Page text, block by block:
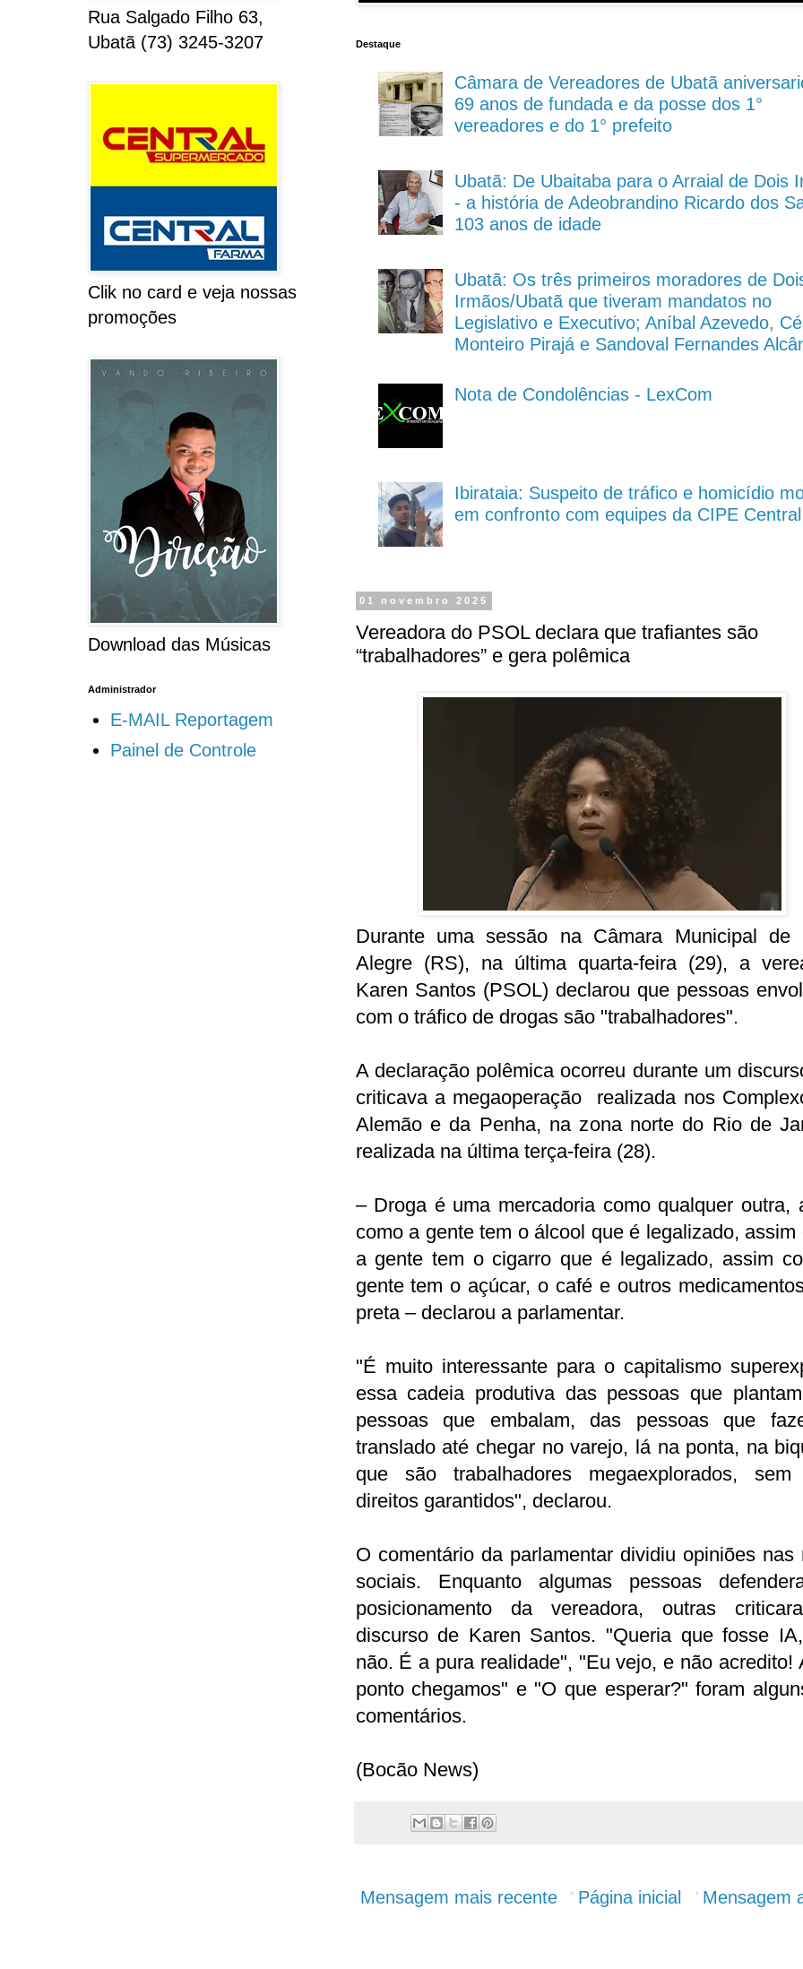
Destaque
Câmara de Vereadores de Ubatã
69 anos de fundada e da posse dos 1°
vereadores e do 1° prefeito
Ubatã: De Ubaitaba para o Arraial de Dois
- a história de Adeobrandino Ricardo dos
103 anos de idade
Ubatã: Os três primeiros moradores de
Irmãos/Ubatã que tiveram mandatos no
Legislativo e Executivo; Aníbal Azevedo,
Monteiro Pirajá e Sandoval Fernandes
Nota de Condolências - LexCom
Ibirataia: Suspeito de tráfico e homicídio
em confronto com equipes da CIPE Central
01 novembro 2025
Vereadora do PSOL declara que trafiantes são
“trabalhadores” e gera polêmica
Durante uma sessão na Câmara Municipal de
Alegre (RS), na última quarta-feira (29), a
Karen Santos (PSOL) declarou que pessoas
com o tráfico de drogas são "trabalhadores".
A declaração polêmica ocorreu durante um
criticava a megaoperação realizada nos
Alemão e da Penha, na zona norte do Rio de
realizada na última terça-feira (28).
– Droga é uma mercadoria como qualquer outra,
como a gente tem o álcool que é legalizado, assim
a gente tem o cigarro que é legalizado, assim
gente tem o açúcar, o café e outros
preta – declarou a parlamentar.
"É muito interessante para o capitalismo
essa cadeia produtiva das pessoas que
pessoas que embalam, das pessoas que
translado até chegar no varejo, lá na ponta, na
que são trabalhadores megaexplorados, sem
direitos garantidos", declarou.
O comentário da parlamentar dividiu opiniões nas
sociais. Enquanto algumas pessoas
posicionamento da vereadora, outras
discurso de Karen Santos. "Queria que fosse
não. É a pura realidade", "Eu vejo, e não acredito!
ponto chegamos" e "O que esperar?" foram
comentários.
(Bocão News)
Mensagem mais recente Mensagem
Página inicial
Rua Salgado Filho 63,
Ubatã (73) 3245-3207
Clik no card e veja nossas
promoções
Download das Músicas
Administrador
E-MAIL Reportagem
Painel de Controle